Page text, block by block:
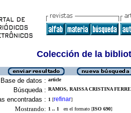
Colección de la
Base de datos : article
Búsqueda : RAMOS, RAISSA CRISTINA
encontradas : 1 [refinar]
Mostrando: 1 .. 1 en el formato [ISO 690]